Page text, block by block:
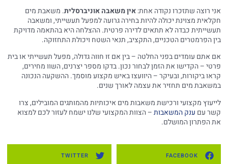
אני רוצה שתזכרו נקודה אחת:אין משאבה אוניברסלית. משאבת מים
חקלאית מצוינת יכולה להיות בחירה גרועה למפעל תעשייתי, ומשאבה
תעשייתית כבדה לא תתאים לדירה פרטית. ההצלחה היא בהתאמה מדויקת
בין הפרמטרים הטכניים, התקציב, תנאי השטח ויכולת התחזוקה.
אם אתם עומדים בפני החלטה – בין אם זו חווה גדולה, מפעל תעשייתי או בית
פרטי – הקדישו את הזמן לבחור נכון. בדקו מספר יצרנים, השוו מחירים,
קראו ביקורות, ובעיקר – היוועצו באיש מקצוע מוסמך. ההשקעה הנכונה
במשאבת מים תחזיר את עצמה לאורך שנים.
לייעוץ מקצועי ורכישת משאבות מים איכותיות מהמותגים המובילים, צרו
קשר עם ענק המשאבות– הצוות המקצועי שלנו ישמח לעזור לכם למצוא
את הפתרון המושלם.
FACEBOOK
TWITTER